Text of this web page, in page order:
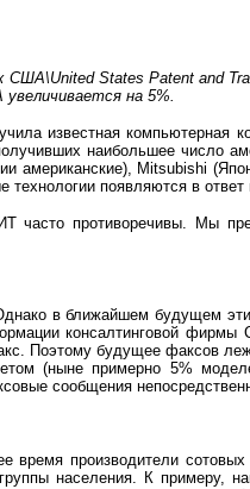
States Patent and
на 5%.
известная компьютерная
наибольшее число
американские), Mitsubishi
появляются в
часто противоречивы. Мы
в ближайшем будущем
консалтинговой фирмы
Поэтому будущее факсов
(ныне примерно 5%
сообщения
время производители
населения. К примеру,